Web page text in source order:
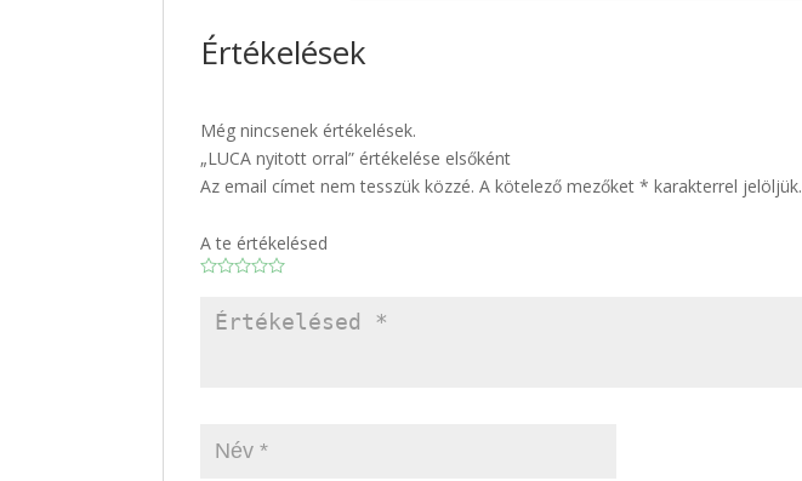
Értékelések
Még nincsenek értékelések.
„LUCA nyitott orral” értékelése elsőként
Az email címet nem tesszük közzé. A kötelező mezőket* karakterrel jelöljük.
A te értékelésed